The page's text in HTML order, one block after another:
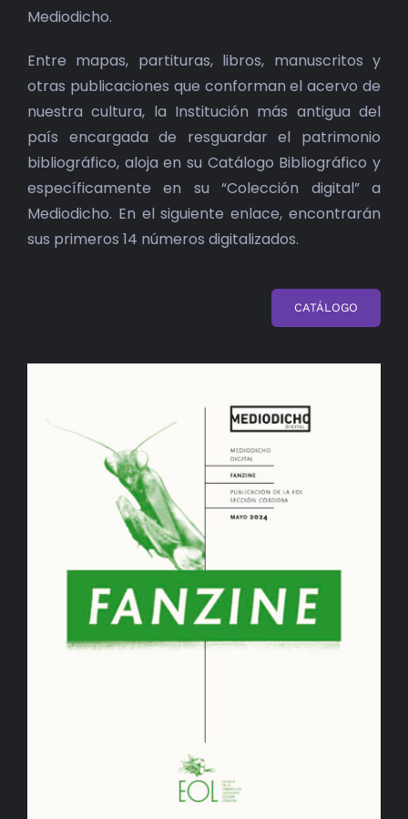
Mediodicho.
Entre mapas, partituras, libros, manuscritos y
otras publicaciones que conforman el acervo de
nuestra cultura, la Institución más antigua del
país encargada de resguardar el patrimonio
bibliográfico, aloja en su Catálogo Bibliográfico y
específicamente en su “Colección digital” a
Mediodicho. En el siguiente enlace, encontrarán
sus primeros 14 números digitalizados.
CATÁLOGO